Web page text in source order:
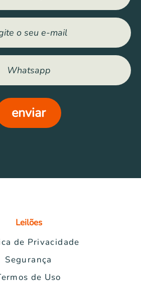
enviar
Leilões
de Privacidade
Segurança
de Uso